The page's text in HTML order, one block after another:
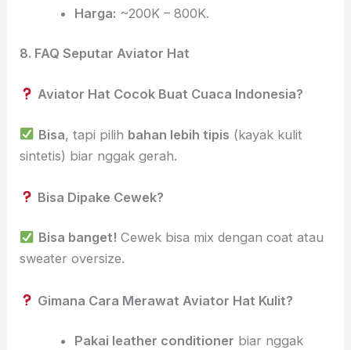
Harga: ~200K – 800K.
8. FAQ Seputar Aviator Hat
Aviator Hat Cocok Buat Cuaca Indonesia?
Bisa, tapi pilih bahan lebih tipis (kayak kulit
sintetis) biar nggak gerah.
Bisa Dipake Cewek?
Bisa banget! Cewek bisa mix dengan coat atau
sweater oversize.
Gimana Cara Merawat Aviator Hat Kulit?
Pakai leather conditioner biar nggak